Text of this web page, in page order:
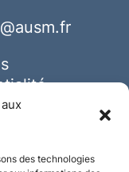
des technologies